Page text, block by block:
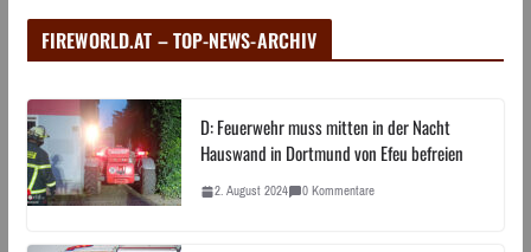
FIREWORLD.AT – TOP-NEWS-ARCHIV
D: Feuerwehr muss mitten in der Nacht
Hauswand in Dortmund von Efeu befreien
2. August 2024 0 Kommentare